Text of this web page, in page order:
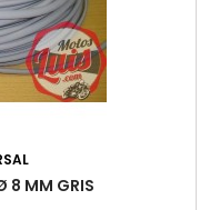
8 MM GRIS